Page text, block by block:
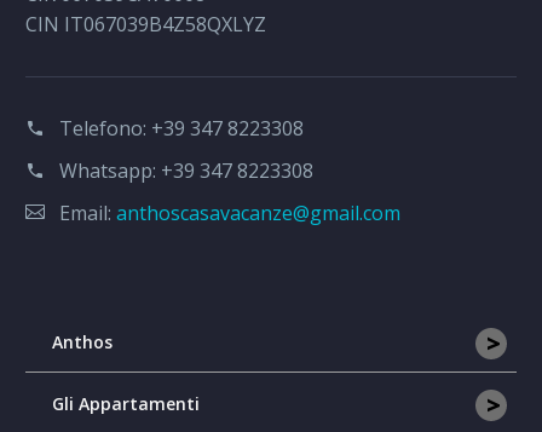
CIN IT067039B4Z58QXLYZ
Telefono: +39 347 8223308
Whatsapp: +39 347 8223308
Email: anthoscasavacanze@gmail.com
>
Anthos
>
Gli Appartamenti